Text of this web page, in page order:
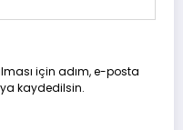
için adım, e-posta
kaydedilsin.